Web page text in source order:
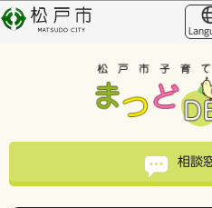
こ
の
す
このページ
相談